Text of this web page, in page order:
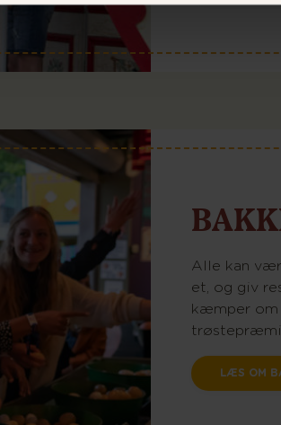
Alle kan
et, og giv
kæmper om
LÆS OM